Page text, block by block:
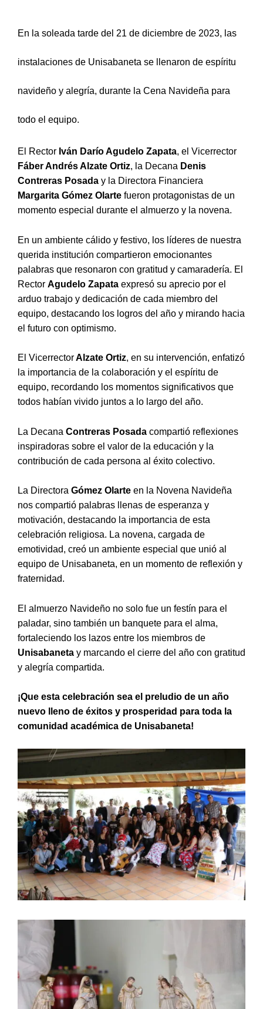
En la soleada tarde del 21 de diciembre de 2023, las
instalaciones de Unisabaneta se llenaron de espíritu
navideño y alegría, durante la Cena Navideña para
todo el equipo.
El Rector Iván Darío Agudelo Zapata, el Vicerrector
Fáber Andrés Alzate Ortiz, la Decana Denis
Contreras Posada y la Directora Financiera
Margarita Gómez Olarte fueron protagonistas de un
momento especial durante el almuerzo y la novena.
En un ambiente cálido y festivo, los líderes de nuestra
querida institución compartieron emocionantes
palabras que resonaron con gratitud y camaradería. El
Rector Agudelo Zapata expresó su aprecio por el
arduo trabajo y dedicación de cada miembro del
equipo, destacando los logros del año y mirando hacia
el futuro con optimismo.
El VicerrectorAlzate Ortiz, en su intervención, enfatizó
la importancia de la colaboración y el espíritu de
equipo, recordando los momentos significativos que
todos habían vivido juntos a lo largo del año.
La Decana Contreras Posada compartió reflexiones
inspiradoras sobre el valor de la educación y la
contribución de cada persona al éxito colectivo.
La Directora Gómez Olarte en la Novena Navideña
nos compartió palabras llenas de esperanza y
motivación, destacando la importancia de esta
celebración religiosa. La novena, cargada de
emotividad, creó un ambiente especial que unió al
equipo de Unisabaneta, en un momento de reflexión y
fraternidad.
El almuerzo Navideño no solo fue un festín para el
paladar, sino también un banquete para el alma,
fortaleciendo los lazos entre los miembros de
Unisabaneta y marcando el cierre del año con gratitud
y alegría compartida.
¡Que esta celebración sea el preludio de un año
nuevo lleno de éxitos y prosperidad para toda la
comunidad académica de Unisabaneta!